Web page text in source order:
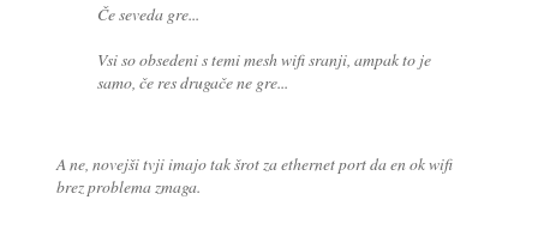
Če seveda gre...
Vsi so obsedeni s temi mesh wifi sranji, ampak to je
samo, če res drugače ne gre...
A ne, novejši tvji imajo tak šrot za ethernet port da en ok wifi
brez problema zmaga.